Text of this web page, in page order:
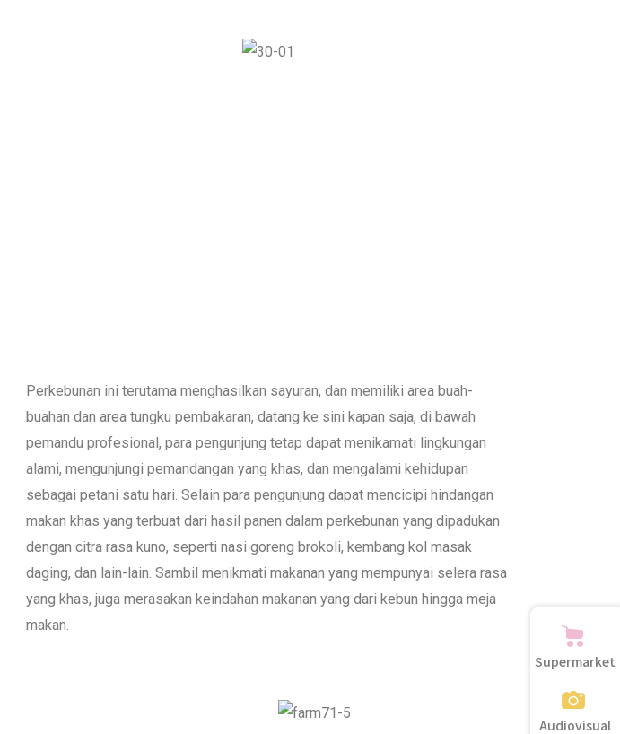
Perkebunan ini terutama menghasilkan sayuran, dan memiliki area buah-
buahan dan area tungku pembakaran, datang ke sini kapan saja, di bawah
pemandu profesional, para pengunjung tetap dapat menikamati lingkungan
alami, mengunjungi pemandangan yang khas, dan mengalami kehidupan
sebagai petani satu hari. Selain para pengunjung dapat mencicipi hindangan
makan khas yang terbuat dari hasil panen dalam perkebunan yang dipadukan
dengan citra rasa kuno, seperti nasi goreng brokoli, kembang kol masak
daging, dan lain-lain. Sambil menikmati makanan yang mempunyai selera rasa
yang khas, juga merasakan keindahan makanan yang dari kebun hingga meja
makan.
Supermarket
Audiovisual